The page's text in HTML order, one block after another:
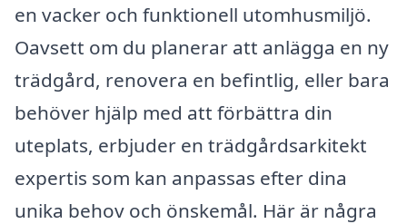
en vacker och funktionell utomhusmiljö.
Oavsett om du planerar att anlägga en ny
trädgård, renovera en befintlig, eller bara
behöver hjälp med att förbättra din
uteplats, erbjuder en trädgårdsarkitekt
expertis som kan anpassas efter dina
unika behov och önskemål. Här är några